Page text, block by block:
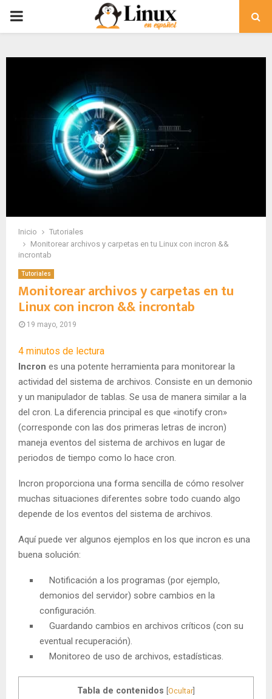
PRIMARY
Inicio
Tutoriales
Monitorear archivos y carpetas en tu Linux con incron &&
incrontab
Tutoriales
Monitorear archivos y carpetas en tu
Linux con incron && incrontab
19 mayo, 2019
4 minutos de lectura
Incron es una potente herramienta para monitorear la
actividad del sistema de archivos. Consiste en un demonio
y un manipulador de tablas. Se usa de manera similar a la
del cron. La diferencia principal es que «inotify cron»
(corresponde con las dos primeras letras de incron)
maneja eventos del sistema de archivos en lugar de
periodos de tiempo como lo hace cron.
Incron proporciona una forma sencilla de cómo resolver
muchas situaciones diferentes sobre todo cuando algo
depende de los eventos del sistema de archivos.
Aquí puede ver algunos ejemplos en los que incron es una
buena solución:
Notificación a los programas (por ejemplo,
demonios del servidor) sobre cambios en la
configuración.
Guardando cambios en archivos críticos (con su
eventual recuperación).
Monitoreo de uso de archivos, estadísticas.
Tabla de contenidos Ocultar